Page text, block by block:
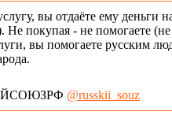
вы отдаёте ему деньги
Не покупая - не помогаете
вы помогаете русским
@russkii_souz